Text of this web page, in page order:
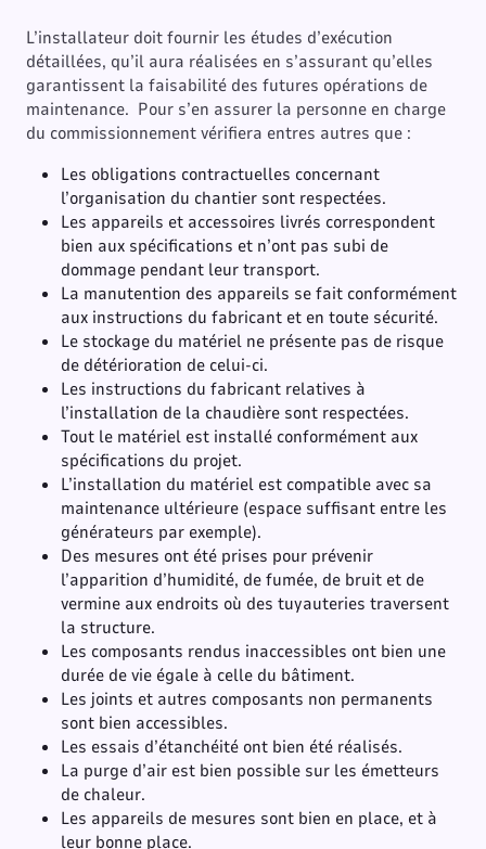
L’installateur doit fournir les études d’exécution
détaillées, qu’il aura réalisées en s’assurant qu’elles
garantissent la faisabilité des futures opérations de
maintenance. Pour s’en assurer la personne en charge
du commissionnement vérifiera entres autres que :
Les obligations contractuelles concernant
l’organisation du chantier sont respectées.
Les appareils et accessoires livrés correspondent
bien aux spécifications et n’ont pas subi de
dommage pendant leur transport.
La manutention des appareils se fait conformément
aux instructions du fabricant et en toute sécurité.
Le stockage du matériel ne présente pas de risque
de détérioration de celui-ci.
Les instructions du fabricant relatives à
l’installation de la chaudière sont respectées.
Tout le matériel est installé conformément aux
spécifications du projet.
L’installation du matériel est compatible avec sa
maintenance ultérieure (espace suffisant entre les
générateurs par exemple).
Des mesures ont été prises pour prévenir
l’apparition d’humidité, de fumée, de bruit et de
vermine aux endroits où des tuyauteries traversent
la structure.
Les composants rendus inaccessibles ont bien une
durée de vie égale à celle du bâtiment.
Les joints et autres composants non permanents
sont bien accessibles.
Les essais d’étanchéité ont bien été réalisés.
La purge d’air est bien possible sur les émetteurs
de chaleur.
Les appareils de mesures sont bien en place, et à
leur bonne place.